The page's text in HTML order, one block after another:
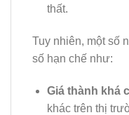
thất.
Tuy nhiên, một số
số hạn chế như:
Giá thành khá
khác trên thị